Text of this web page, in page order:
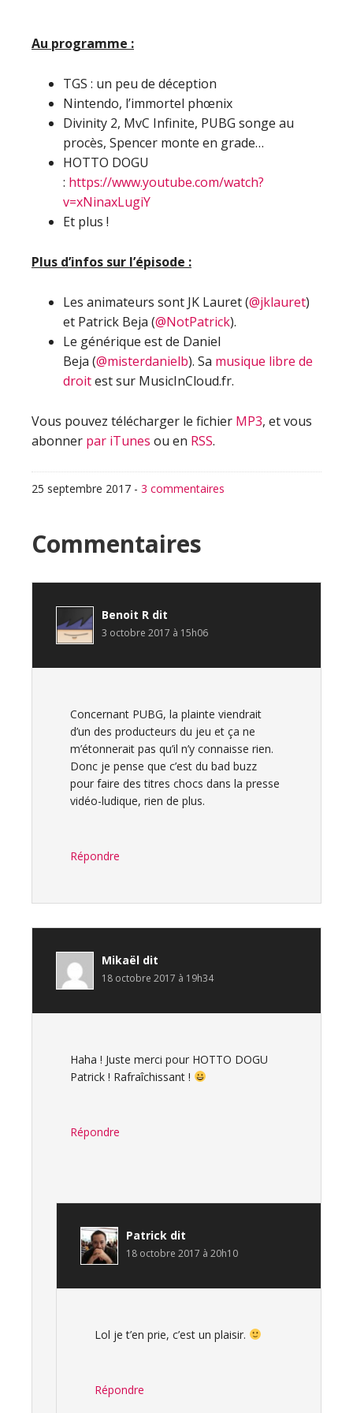
Au programme :
TGS : un peu de déception
Nintendo, l’immortel phœnix
Divinity 2, MvC Infinite, PUBG songe au
procès, Spencer monte en grade…
HOTTO DOGU
: https://www.youtube.com/watch?
v=xNinaxLugiY
Et plus !
Plus d’infos sur l’épisode :
Les animateurs sont JK Lauret (@jklauret)
et Patrick Beja (@NotPatrick).
Le générique est de Daniel
Beja (@misterdanielb). Sa musique libre de
droitest sur MusicInCloud.fr.
Vous pouvez télécharger le fichier MP3, et vous
abonner par iTunes ou en RSS.
25 septembre 2017 - 3 commentaires
Interactions
du
lecteur
Commentaires
Benoit R dit
3 octobre 2017 à 15h06
Concernant PUBG, la plainte viendrait
d’un des producteurs du jeu et ça ne
m’étonnerait pas qu’il n’y connaisse rien.
Donc je pense que c’est du bad buzz
pour faire des titres chocs dans la presse
vidéo-ludique, rien de plus.
Répondre
Mikaël dit
18 octobre 2017 à 19h34
Haha ! Juste merci pour HOTTO DOGU
Patrick ! Rafraîchissant !
Répondre
Patrick dit
18 octobre 2017 à 20h10
Lol je t’en prie, c’est un plaisir.
Répondre